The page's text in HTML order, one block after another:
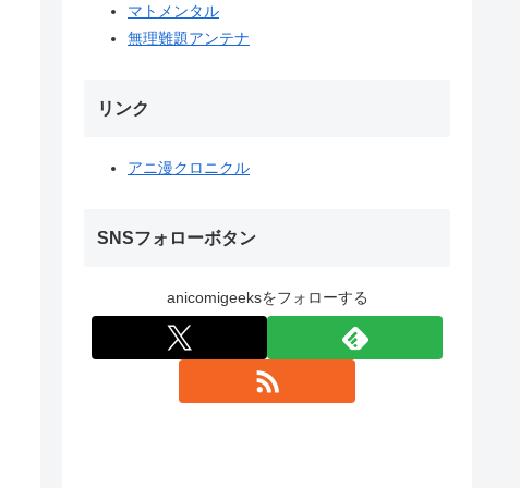
マトメンタル
無理難題アンテナ
リンク
アニ漫クロニクル
SNSフォローボタン
anicomigeeksをフォローする